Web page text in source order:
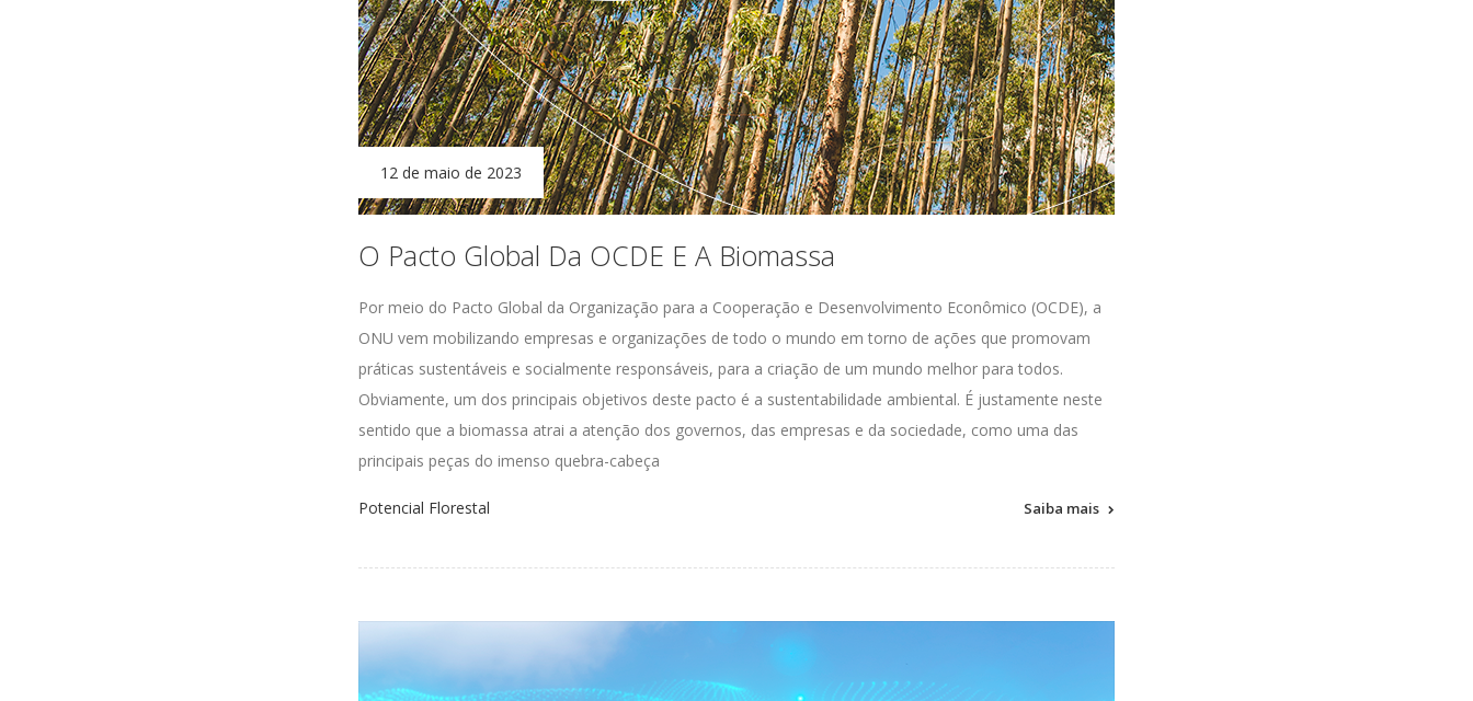
12 de maio de 2023
O Pacto Global Da OCDE E A Biomassa
Por meio do Pacto Global da Organização para a Cooperação e Desenvolvimento Econômico (OCDE), a
ONU vem mobilizando empresas e organizações de todo o mundo em torno de ações que promovam
práticas sustentáveis e socialmente responsáveis, para a criação de um mundo melhor para todos.
Obviamente, um dos principais objetivos deste pacto é a sustentabilidade ambiental. É justamente neste
sentido que a biomassa atrai a atenção dos governos, das empresas e da sociedade, como uma das
principais peças do imenso quebra-cabeça
Potencial Florestal Saiba mais